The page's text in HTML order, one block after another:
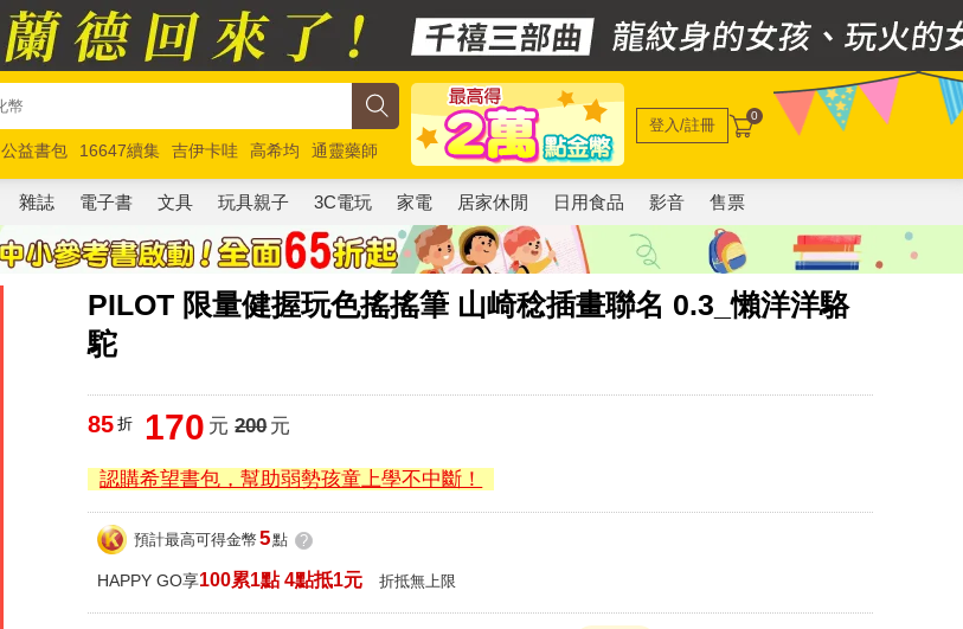
公益書包 16647續集 吉伊卡哇 高希均
通靈藥師
馬斯克 玩具總動員5 超慢跑
登入/註冊 0
雜誌 電子書 文具 玩具親子 3C電玩 家電 居家休閒 日用食品 影音 售票
PILOT 限量健握玩色搖搖筆 山崎稔插畫聯名 0.3_懶洋洋駱
駝
85 折 170 元 200元
認購希望書包，幫助弱勢孩童上學不中斷！
預計最高可得金幣 5點 ?
HAPPY GO享100累1點 4點抵1元 折抵無上限